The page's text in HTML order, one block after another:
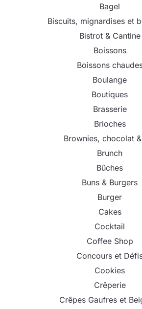
Bagel
Biscuits, mignardises et
Bistrot & Cantine
Boissons
Boissons
Boulange
Boutiques
Brasserie
Brioches
Brownies, chocolat
Brunch
Bûches
Buns & Burgers
Burger
Cakes
Cocktail
Coffee Shop
Concours et
Cookies
Crêperie
Crêpes Gaufres et